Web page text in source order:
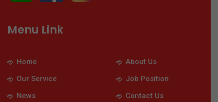
Menu Link
Home
About Us
Our Service
Job Position
News
Contact Us